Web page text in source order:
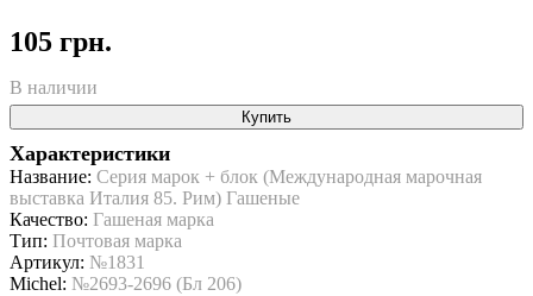
105 грн.
В наличии
Купить
Характеристики
Название: Серия марок + блок (Международная марочная
выставка Италия 85. Рим) Гашеные
Качество: Гашеная марка
Тип: Почтовая марка
Артикул: №1831
Michel: №2693-2696 (Бл 206)